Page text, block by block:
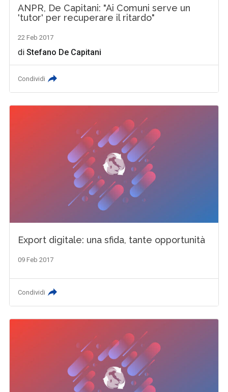
ANPR, De Capitani: "Ai Comuni serve un
'tutor' per recuperare il ritardo"
22 Feb 2017
diStefano De Capitani
Condividi
Export digitale: una sfida, tante opportunità
09 Feb 2017
Condividi